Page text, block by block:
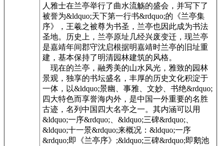
人雅士在兰亭举行了曲水流觞的盛会，并写下了
被誉为&ldquo;天下第一行书&rdquo;的《兰亭集
序》，王羲之被尊为书圣，兰亭也因此成为书法
圣地。历史上，兰亭原址几经兴废变迁，现兰亭
是嘉靖年间郡守沈启根据明嘉靖时兰亭的旧址重
建，基本保持了明清园林建筑的风格。
现在的兰亭，融秀美的山水风光，雅致的园林
景观，独享的书坛盛名，丰厚的历史文化积淀于
一体，以&ldquo;景幽、事雅、文妙、书绝&rdquo;
四大特色而享誉海内外，是中国一外重要的名胜
古迹，名列中国四大名亭之一。其内涵可以用
&ldquo;一序&rdquo;、&ldquo;三碑&rdquo;、
&ldquo;十一景&rdquo;来概况：&ldquo;一序
&rdquo;即《兰亭序》;&ldquo;三碑&rdquo;即鹅池